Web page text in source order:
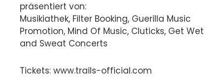
präsentiert von:
Musikiathek, Filter Booking, Guerilla Music
Promotion, Mind Of Music, Cluticks, Get Wet
and Sweat Concerts
Tickets: www.trails-official.com